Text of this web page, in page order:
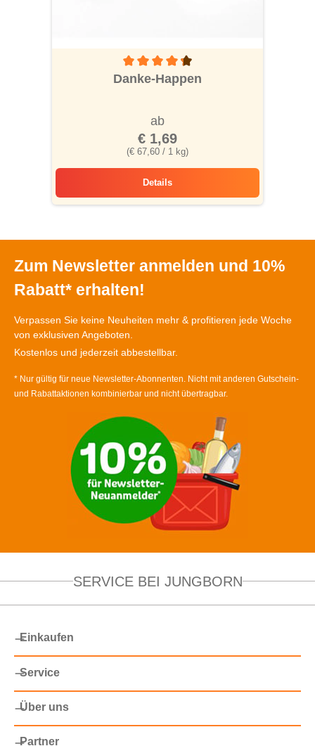
Durchschnittliche Bewertung von 4.1 von 5
Danke-Happen
(€ 67,60 / 1 kg)
ab
€ 1,69
Details
Zum Newsletter anmelden und 10%
Rabatt* erhalten!
Verpassen Sie keine Neuheiten mehr & profitieren jede Woche
von exklusiven Angeboten.
Kostenlos und jederzeit abbestellbar.
* Nur gültig für neue Newsletter-Abonnenten. Nicht mit anderen Gutschein-
und Rabattaktionen kombinierbar und nicht übertragbar.
SERVICE BEI JUNGBORN
Einkaufen
Service
Über uns
Partner